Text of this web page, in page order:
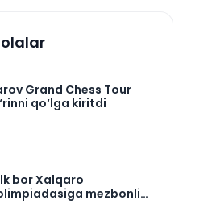
Grand Chess Tour
qo‘lga kiritdi
bor Xalqaro
mezbonlik